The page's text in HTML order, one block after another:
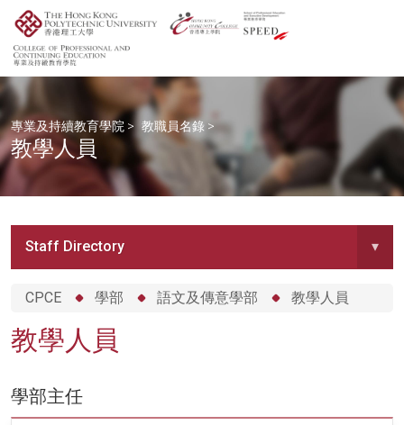
專業及持續教育學院 > 教職員名錄 >
教學人員
Staff Directory ▾
CPCE 學部 語文及傳意學部 教學人員
教學人員
學部主任